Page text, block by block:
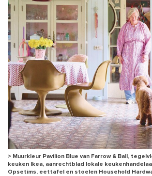
> Muurkleur Pavilion Blue van Farrow & Ball,
keuken Ikea, aanrechtblad lokale
Opsetims, eettafel en stoelen Household